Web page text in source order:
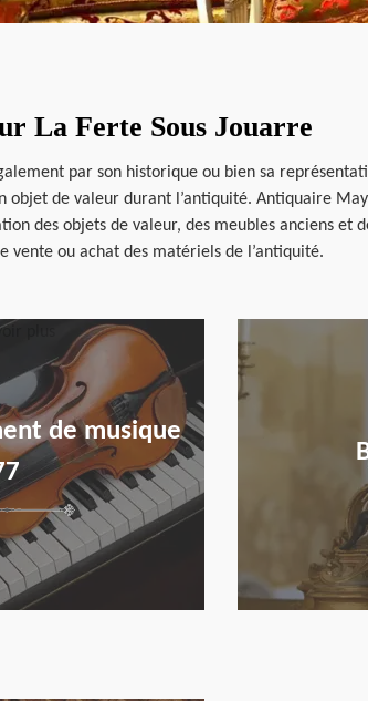
La Ferte Sous Jouarre
par son historique ou bien sa
de valeur durant l’antiquité. Antiquaire
des objets de valeur, des meubles anciens et
ou achat des matériels de l’antiquité.
de musique
plus